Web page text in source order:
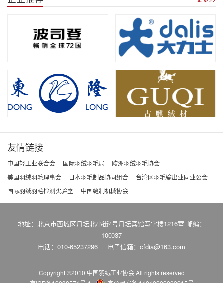
友情链接
中国轻工业联合会 国际羽绒羽毛局
欧洲羽绒羽毛协会
美国羽绒羽毛理事会
日本羽毛制品协同组合
台湾区羽毛输出业同业公会
国际羽绒羽毛检测实验室
中国缝制机械协会
地址：北京市西城区月坛北小街4号月坛宾馆写字楼1216室 邮编：
100037
电话：010-65237296
电子信箱：cfdia@163.com
Copyright ©2010 中国羽绒工业协会All rights reserved